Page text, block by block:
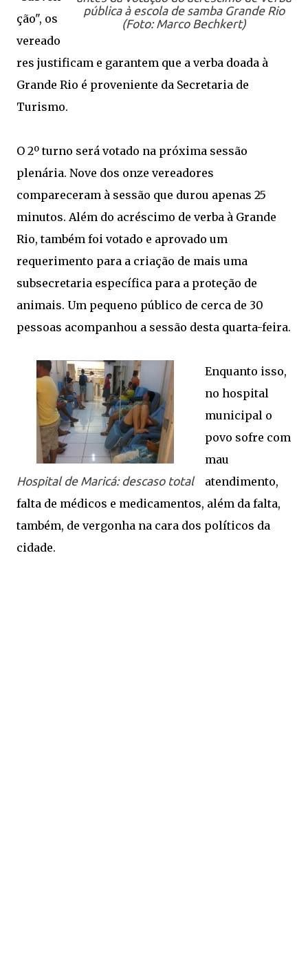
pública à escola de samba Grande Rio
(Foto: Marco Bechkert)
ção", os
vereado
res justificam e garantem que a verba doada à
Grande Rio é proveniente da Secretaria de
Turismo.
O 2º turno será votado na próxima sessão
plenária. Nove dos onze vereadores
compareceram à sessão que durou apenas 25
minutos. Além do acréscimo de verba à Grande
Rio, também foi votado e aprovado um
requerimento para a criação de mais uma
subsecretaria específica para a proteção de
animais. Um pequeno público de cerca de 30
pessoas acompanhou a sessão desta quarta-feira.
Hospital de Maricá: descaso total
Enquanto isso,
no hospital
municipal o
povo sofre com
mau
atendimento,
falta de médicos e medicamentos, além da falta,
também, de vergonha na cara dos políticos da
cidade.